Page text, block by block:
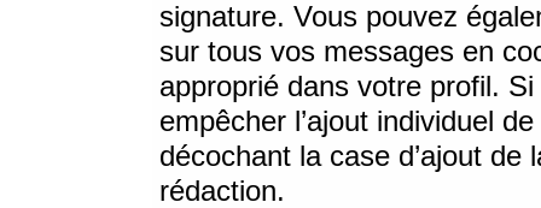
signature. Vous pouvez
sur tous vos messages en
approprié dans votre profil.
empêcher l’ajout individuel
décochant la case d’ajout
rédaction.